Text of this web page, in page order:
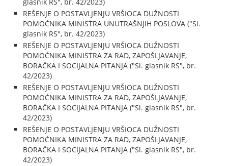
REŠENJE O POSTAVLJENJU VRŠIOCA DUŽNOSTI
POMOĆNIKA MINISTRA UNUTRAŠNJIH POSLOVA ("Sl.
glasnik RS", br. 42/2023)
REŠENJE O POSTAVLJENJU VRŠIOCA DUŽNOSTI
POMOĆNIKA MINISTRA ZA RAD, ZAPOŠLJAVANJE,
BORAČKA I SOCIJALNA PITANJA ("Sl. glasnik RS", br.
42/2023)
REŠENJE O POSTAVLJENJU VRŠIOCA DUŽNOSTI
POMOĆNIKA MINISTRA ZA RAD, ZAPOŠLJAVANJE,
BORAČKA I SOCIJALNA PITANJA ("Sl. glasnik RS", br.
42/2023)
REŠENJE O POSTAVLJENJU VRŠIOCA DUŽNOSTI
POMOĆNIKA MINISTRA ZA RAD, ZAPOŠLJAVANJE,
BORAČKA I SOCIJALNA PITANJA ("Sl. glasnik RS", br.
42/2023)